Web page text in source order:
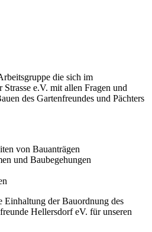
die sich im
e.V. mit allen Fragen und
des Gartenfreundes und Pächters
von Bauanträgen
und Baubegehungen
Einhaltung der Bauordnung des
Hellersdorf eV. für unseren